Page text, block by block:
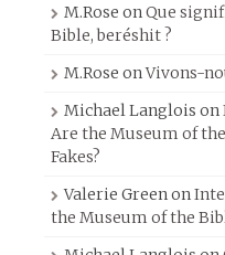
M.Rose onQue
Bible, beréshit ?
M.Rose onVivons-
Michael Langlois on
Are the Museum of the
Fakes?
Valerie Greenon
the Museum of the